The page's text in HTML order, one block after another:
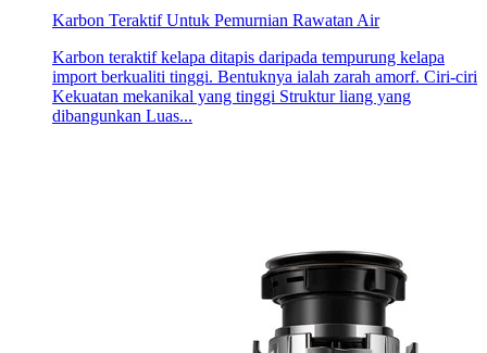
Karbon Teraktif Untuk Pemurnian Rawatan Air
Karbon teraktif kelapa ditapis daripada tempurung kelapa
import berkualiti tinggi. Bentuknya ialah zarah amorf. Ciri-ciri
Kekuatan mekanikal yang tinggi Struktur liang yang
dibangunkan Luas...